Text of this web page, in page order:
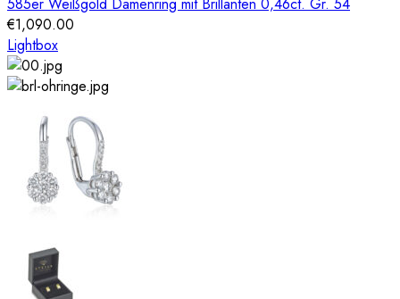
€1,090.00
Lightbox